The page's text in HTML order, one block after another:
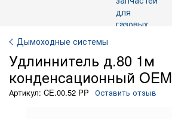
Дымоходные системы
Удлиннитель д.80 1м
конденсационный OEM
Артикул: CE.00.52 PP Оставить отзыв